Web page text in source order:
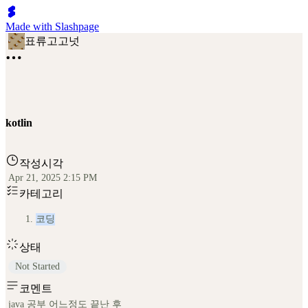
Made with Slashpage
표류고고넛
kotlin
작성시각
Apr 21, 2025 2:15 PM
카테고리
코딩
상태
Not Started
코멘트
java 공부 어느정도 끝난 후